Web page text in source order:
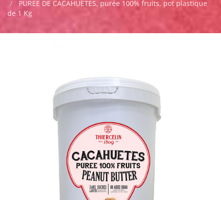
PUREE DE CACAHUETES, purée 100% fruits, pot plastique
de 1 Kg